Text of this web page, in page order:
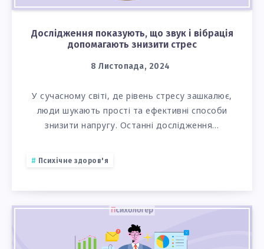
Дослідження показують, що звук і вібрація
допомагають знизити стрес
8 Листопада, 2024
У сучасному світі, де рівень стресу зашкалює,
люди шукають прості та ефективні способи
знизити напругу. Останні дослідження…
Психічне здоров'я